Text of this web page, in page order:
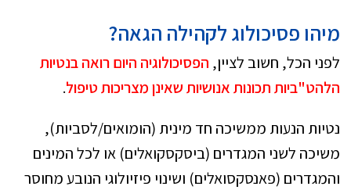
מיהו פסיכולוג לקהילה הגאה?
לפני הכל, חשוב לציין, הפסיכולוגיה היום רואה בנטיות
הלהט"ביות תכונות אנושיות שאינן מצריכות טיפול.
נטיות הנעות ממשיכה חד מינית (הומואים/לסביות),
משיכה לשני המגדרים (ביסקסקואלים) או לכל המינים
והמגדרים (פאנסקסואלים) ושינוי פיזיולוגי הנובע מחוסר